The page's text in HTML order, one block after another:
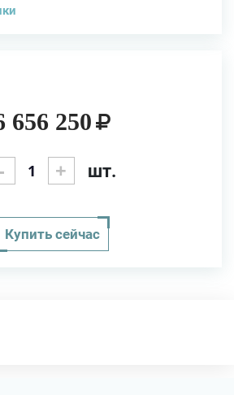
656 250
-
+ шт.
Купить сейчас